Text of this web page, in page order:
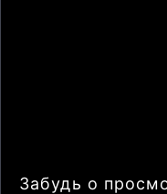
Забудь о